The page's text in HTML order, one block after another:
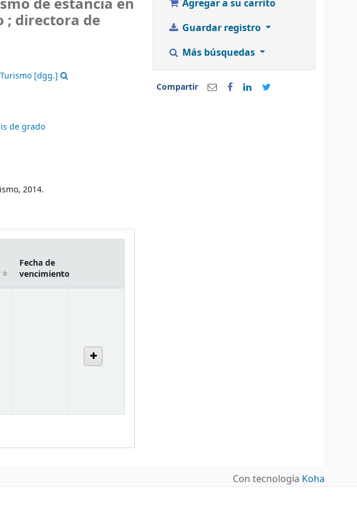
; directora de
[dgg.]
de grado
2014.
Fecha de
vencimiento
Agregar a su carrito
Guardar registro
Más búsquedas
Compartir
Con tecnología Koha